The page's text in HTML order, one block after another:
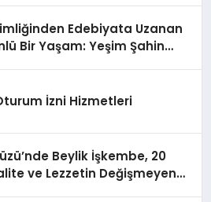
Edebiyata Uzanan
Bir Yaşam: Yeşim Şahin
İzni Hizmetleri
Beylik İşkembe, 20
ve Lezzetin Değişmeyen